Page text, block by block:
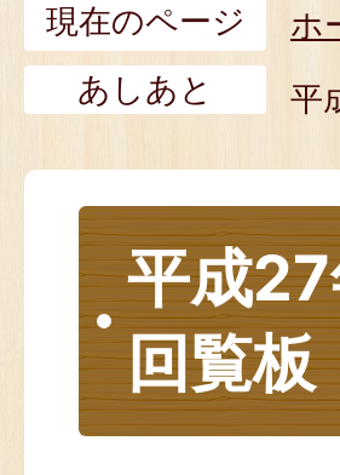
現在のページ ホ
あしあと
平
平成
回覧板